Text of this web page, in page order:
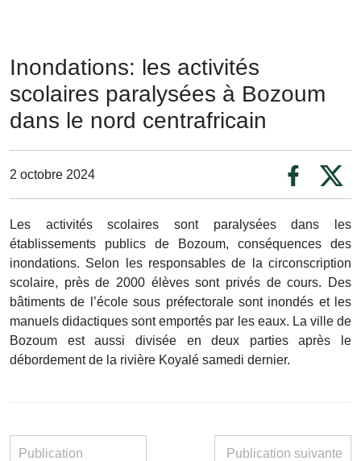
Inondations: les activités
scolaires paralysées à Bozoum
dans le nord centrafricain
2 octobre 2024
Les activités scolaires sont paralysées dans les
établissements publics de Bozoum, conséquences des
inondations. Selon les responsables de la circonscription
scolaire, près de 2000 élèves sont privés de cours. Des
bâtiments de l’école sous préfectorale sont inondés et les
manuels didactiques sont emportés par les eaux. La ville de
Bozoum est aussi divisée en deux parties après le
débordement de la rivière Koyalé samedi dernier.
Publication
Publication suivante